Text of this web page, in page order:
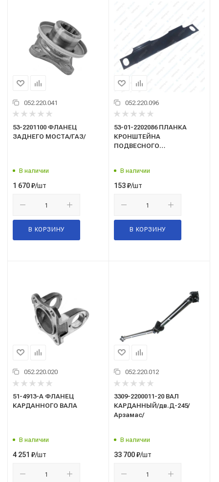
052.220.041
53-2201100 ФЛАНЕЦ
ЗАДНЕГО МОСТА/ГАЗ/
В наличии
1 670₽/шт
В КОРЗИНУ
052.220.096
53-01-2202086 ПЛАНКА
КРОНШТЕЙНА
ПОДВЕСНОГО
В наличии
153₽/шт
В КОРЗИНУ
052.220.020
51-4913-А ФЛАНЕЦ
КАРДАННОГО ВАЛА
В наличии
4 251 ₽/шт
052.220.012
3309-2200011-20 ВАЛ
КАРДАННЫЙ/дв.Д-245/
Арзамас/
В наличии
33 700₽/шт